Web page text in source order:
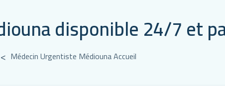
disponible 24/7 et
Accueil
Médecin Urgentiste Médiouna